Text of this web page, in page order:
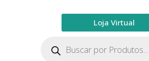
Loja Virtual